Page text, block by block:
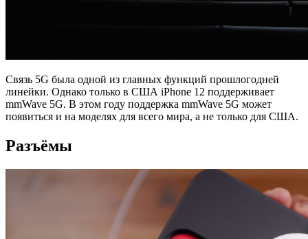
Связь 5G была одной из главных функций прошлогодней
линейки. Однако только в США iPhone 12 поддерживает
mmWave 5G. В этом году поддержка mmWave 5G может
появиться и на моделях для всего мира, а не только для США.
Разъёмы